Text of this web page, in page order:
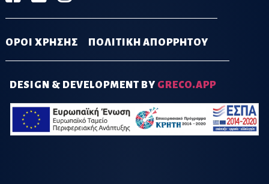
ΟΡΟΙ ΧΡΗΣΗΣ ΠΟΛΙΤΙΚΗ ΑΠΟΡΡΗΤΟΥ
DESIGN & DEVELOPMENT BY GRECO.APP